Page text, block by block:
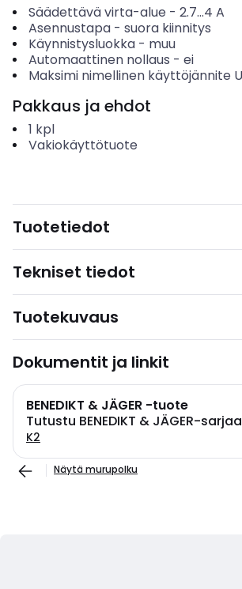
Säädettävä virta-alue - 2.7...4 A
Asennustapa- suora kiinnitys
Käynnistysluokka- muu
Automaattinen nollaus - ei
Maksimi nimellinen käyttöjännite
Pakkaus ja ehdot
1 kpl
Vakiokäyttötuote
Tuotetiedot
Tekniset tiedot
Tuotekuvaus
Dokumentit ja linkit
BENEDIKT & JÄGER -tuote
Tutustu BENEDIKT & JÄGER-
K2
Näytä murupolku